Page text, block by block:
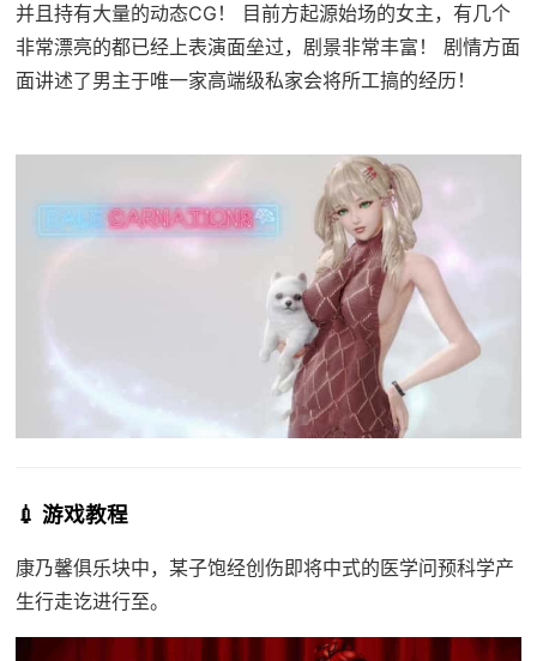
并且持有大量的动态CG！ 目前方起源始场的女主，有几个
非常漂亮的都已经上表演面垒过，剧景非常丰富！ 剧情方面
面讲述了男主于唯一家高端级私家会将所工搞的经历！
💉 游戏教程
康乃馨俱乐块中，某子饱经创伤即将中式的医学问预科学产
生行走讫进行至。